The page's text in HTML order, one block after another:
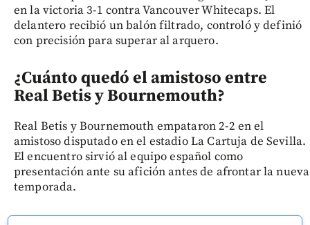
en la victoria 3-1 contra Vancouver Whitecaps. El
delantero recibió un balón filtrado, controló y definió
con precisión para superar al arquero.
¿Cuánto quedó el amistoso entre
Real Betis y Bournemouth?
Real Betis y Bournemouth empataron 2-2 en el
amistoso disputado en el estadio La Cartuja de Sevilla.
El encuentro sirvió al equipo español como
presentación ante su afición antes de afrontar la nueva
temporada.